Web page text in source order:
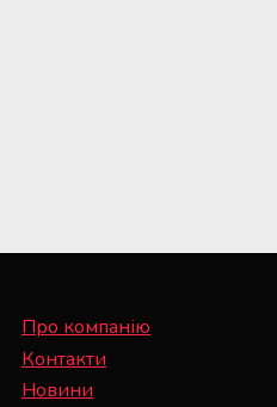
Про компанію
Контакти
Новини